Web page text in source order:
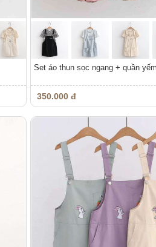
Set áo thun sọc ngang + quần
350.000 đ